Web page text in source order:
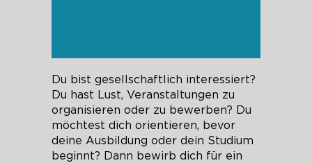
Du bist gesellschaftlich interessiert?
Du hast Lust, Veranstaltungen zu
organisieren oder zu bewerben? Du
möchtest dich orientieren, bevor
deine Ausbildung oder dein Studium
beginnt? Dann bewirb dich für ein